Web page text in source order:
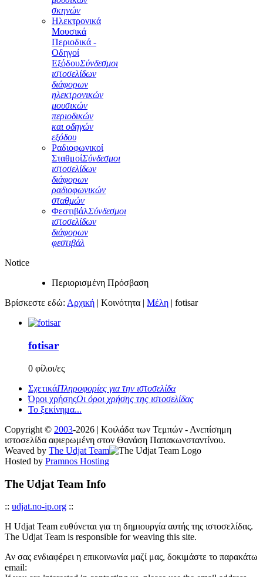
σκηνών
Ηλεκτρονικά
Μουσικά
Περιοδικά -
Οδηγοί
ΕξόδουΣύνδεσμοι
ιστοσελίδων
διάφορων
ηλεκτρονικών
μουσικών
περιοδικών
και οδηγών
εξόδου
Ραδιοφωνικοί
ΣταθμοίΣύνδεσμοι
ιστοσελίδων
διάφορων
ραδιοφωνικών
σταθμών
ΦεστιβάλΣύνδεσμοι
ιστοσελίδων
διάφορων
φεστιβάλ
Notice
Περιορισμένη Πρόσβαση
Βρίσκεστε εδώ: Αρχική | Κοινότητα | Μέλη | fotisar
fotisar
0 φίλοι/ες
ΣχετικάΠληροφορίες για την ιστοσελίδα
Όροι χρήσηςΟι όροι χρήσης της ιστοσελίδας
Το ξεκίνημα...
Copyright © 2003-2026 | Κοιλάδα των Τεμπών - Ανεπίσημη
ιστοσελίδα αφιερωμένη στον Θανάση Παπακωνσταντίνου.
Weaved by The Udjat Team
Hosted by Pramnos Hosting
The Udjat Team Info
:: udjat.no-ip.org ::
Η Udjat Team ευθύνεται για τη δημιουργία αυτής της ιστοσελίδας.
The Udjat Team is responsible for weaving this site.
Αν σας ενδιαφέρει η επικοινωνία μαζί μας, δοκιμάστε το παρακάτω
email: